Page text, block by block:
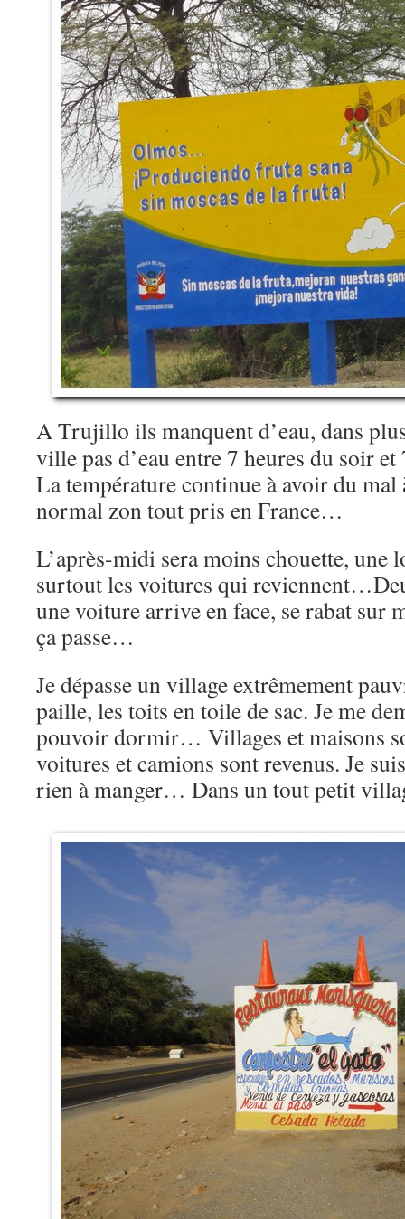
A Trujillo ils manquent d’eau, dans
ville pas d’eau entre 7 heures du soir
La température continue à avoir du mal
normal zon tout pris en France…
L’après-midi sera moins chouette, une
surtout les voitures qui
une voiture arrive en face, se rabat sur
ça passe…
Je dépasse un village extrêmement
paille, les toits en toile de sac. Je me
pouvoir dormir… Villages et maisons
voitures et camions sont revenus. Je
rien à manger… Dans un tout petit